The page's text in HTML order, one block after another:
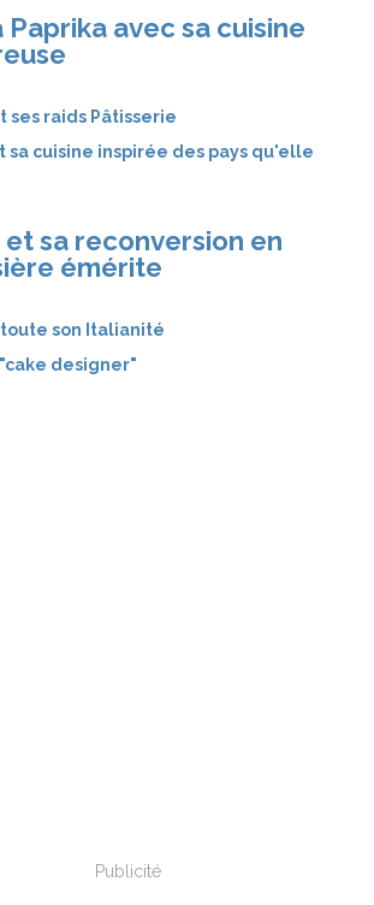
Paprika avec sa cuisine
ses raids Pâtisserie
sa cuisine inspirée des pays qu'elle
et sa reconversion en
émérite
son Italianité
designer"
Publicité